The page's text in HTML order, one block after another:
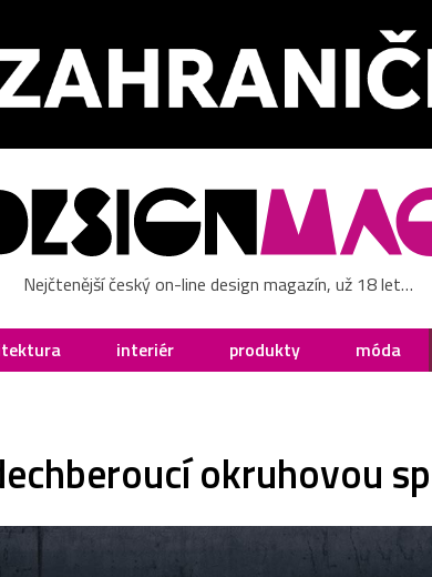
Nejčtenější český on-line design magazín, už 18 let…
interiér produkty móda
okruhovou